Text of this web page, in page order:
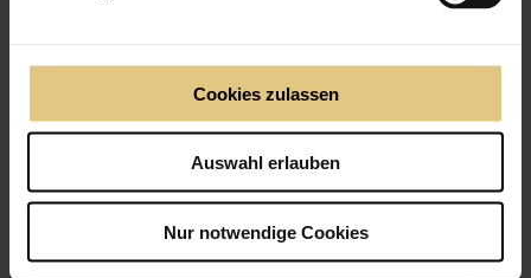
Cookies zulassen
Auswahl erlauben
Nur notwendige Cookies